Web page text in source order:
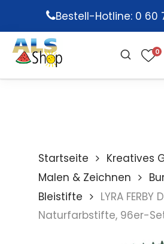
main
content
Bestell-Hotline: 0 60
0
Startseite
Kreatives
Malen & Zeichnen
Bleistifte
LYRA
Naturfarbstifte, 96er-